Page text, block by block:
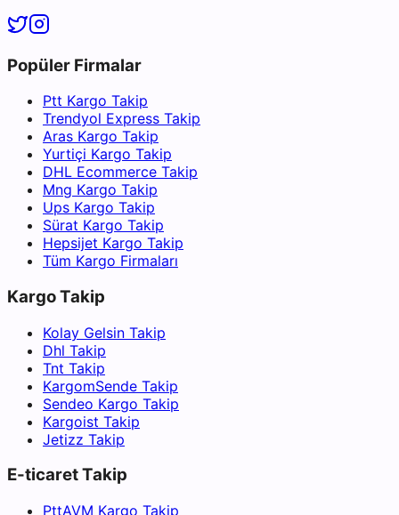
Popüler Firmalar
Ptt Kargo Takip
Trendyol Express Takip
Aras Kargo Takip
Yurtiçi Kargo Takip
DHL Ecommerce Takip
Mng Kargo Takip
Ups Kargo Takip
Sürat Kargo Takip
Hepsijet Kargo Takip
Tüm Kargo Firmaları
Kargo Takip
Kolay Gelsin Takip
Dhl Takip
Tnt Takip
KargomSende Takip
Sendeo Kargo Takip
Kargoist Takip
Jetizz Takip
E-ticaret Takip
PttAVM Kargo Takip